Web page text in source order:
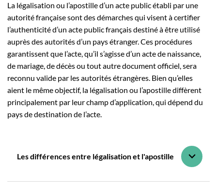
La légalisation ou l’apostille d’un acte public établi par une
autorité française sont des démarches qui visent à certifier
l’authenticité d’un acte public français destiné à être utilisé
auprès des autorités d’un pays étranger. Ces procédures
garantissent que l’acte, qu’il s’agisse d’un acte de naissance,
de mariage, de décès ou tout autre document officiel, sera
reconnu valide par les autorités étrangères. Bien qu’elles
aient le même objectif, la légalisation ou l’apostille diffèrent
principalement par leur champ d’application, qui dépend du
pays de destination de l’acte.
Les différences entre légalisation et l'apostille